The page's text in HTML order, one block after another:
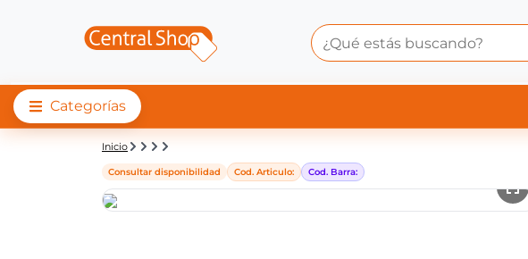
Categorías
Detalle de producto | Central
Inicio
Consultar disponibilidad Cod. Articulo: Cod. Barra: